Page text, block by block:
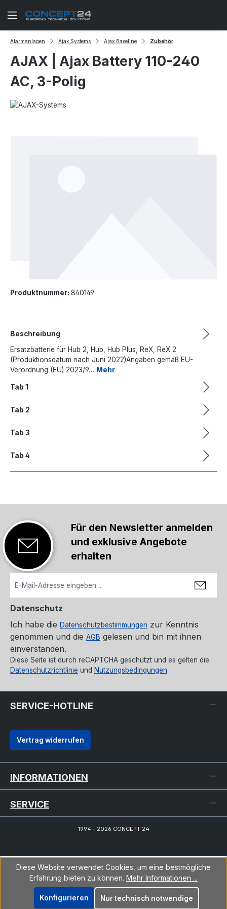
Zum Hauptinhalt springen
Alarmanlagen Ajax Systems Ajax Baseline Zubehör
AJAX | Ajax Battery 110-240
AC, 3-Polig
Produktnummer: 840149
Beschreibung
Ersatzbatterie für Hub 2, Hub, Hub Plus, ReX, ReX 2
(Produktionsdatum nach Juni 2022)Angaben gemäß EU-
Verordnung (EU) 2023/9… Mehr
Tab 1
Tab 2
Tab 3
Tab 4
Für den Newsletter anmelden
und exklusive Angebote
erhalten
Datenschutz
Ich habe die Datenschutzbestimmungen zur Kenntnis
genommen und die AGB gelesen und bin mit ihnen
einverstanden.
Diese Seite ist durch reCAPTCHA geschützt und es gelten die
Datenschutzrichtlinie und Nutzungsbedingungen.
SERVICE-HOTLINE
Vertrag widerrufen
INFORMATIONEN
SERVICE
1994 - 2026 CONCEPT 24
Diese Website verwendet Cookies, um eine bestmögliche
Erfahrung bieten zu können. Mehr Informationen ...
Nur technisch notwendige
Konfigurieren